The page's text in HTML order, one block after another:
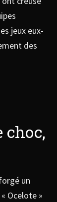
jeux eux-
des
choc,
un
Ocelote »